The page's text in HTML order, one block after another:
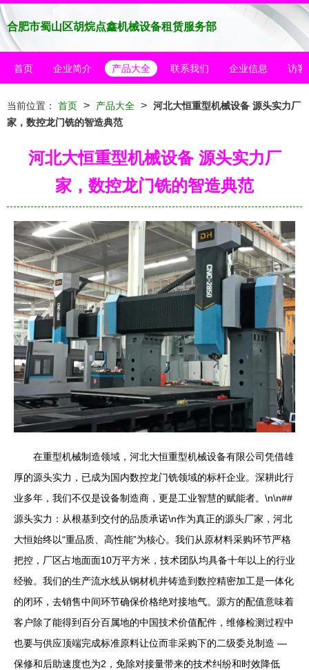
合肥市蜀山区胡烷点鑫机械设备租赁服务部
首页 企业简介 产品大全 联系我们 企业信息 访客
当前位置： 首页 > 产品大全 > 河北大恒重型机械设备 源头实力厂
家，数控龙门铣的智造典范
河北大恒重型机械设备 源头实力厂
家，数控龙门铣的智造典范
在重型机械制造领域，河北大恒重型机械设备有限公司凭借雄
厚的源头实力，已成为国内数控龙门铣领域的标杆企业。深耕此行
业多年，我们不仅是设备制造商，更是工业智慧的赋能者。\n\n##
源头实力：从根基到交付的品质承诺\n作为真正的源头厂家，河北
大恒始终以“重品质、高性能”为核心。我们从原材料采购环节严格
把控，厂区占地面面10万平方米，技术团队均具备十年以上的行业
经验。我们的生产流水线从钢材机井铸造到数控精密加工是一体化
的闭环，去销售中间环节确保价格绝对接地气。源方的配值意味着
客户除了能得到百分百属地的中国技术价值配件，维修检测过程中
也要与供应顶端完成标准原料让位而非采购下的二级委兑制造 —
保修和后助速度也为2，免除对接量带来的技术纠纷和时效降低